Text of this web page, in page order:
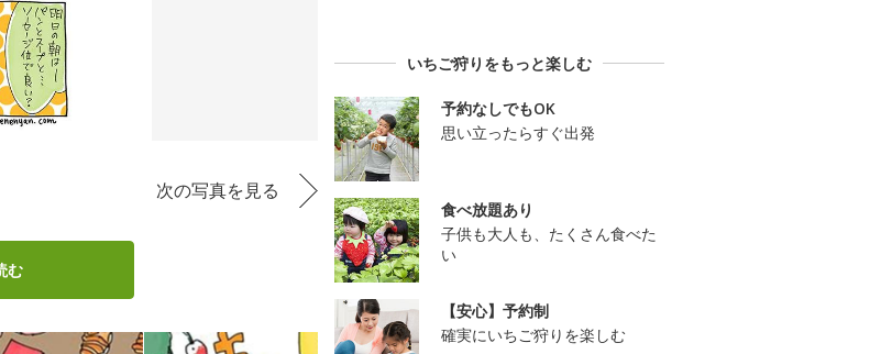
次の写真を見る
む
いちご狩りをもっと楽しむ
予約なしでもOK
思い立ったらすぐ出発
食べ放題あり
子供も大人も、たくさん食べた
い
【安心】予約制
確実にいちご狩りを楽しむ